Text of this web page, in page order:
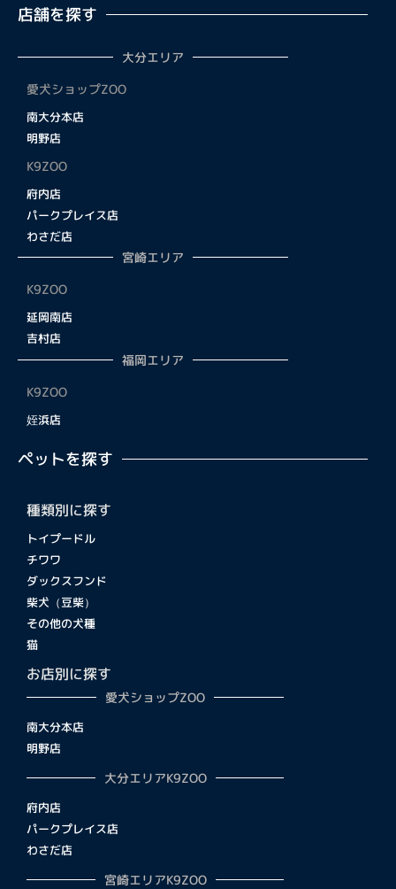
店舗を探す
大分エリア
愛犬ショップZOO
南大分本店
明野店
K9ZOO
府内店
パークプレイス店
わさだ店
宮崎エリア
K9ZOO
延岡南店
吉村店
福岡エリア
K9ZOO
姪浜店
ペットを探す
種類別に探す
トイプードル
チワワ
ダックスフンド
柴犬（豆柴）
その他の犬種
猫
お店別に探す
愛犬ショップZOO
南大分本店
明野店
大分エリアK9ZOO
府内店
パークプレイス店
わさだ店
宮崎エリアK9ZOO